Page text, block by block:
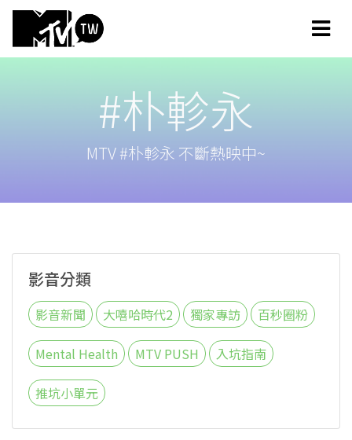
#朴軫永
MTV #朴軫永 不斷熱映中~
影音分類
影音新聞 大嘻哈時代2 獨家專訪 百秒圈粉
Mental Health MTV PUSH 入坑指南
推坑小單元